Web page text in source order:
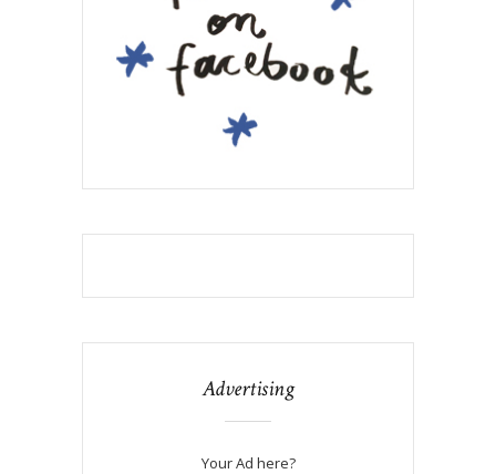
Advertising
Your Ad here?